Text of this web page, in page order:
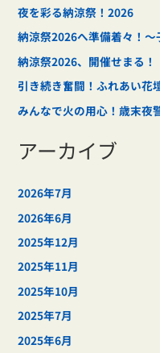
:夜を彩る納涼祭！2026
納涼祭2026へ準備着々！
納涼祭2026、開催せまる！
引き続き奮闘！ふれあい花
みんなで火の用心！歳末夜
アーカイブ
2026年7月
2026年6月
2025年12月
2025年11月
2025年10月
2025年7月
2025年6月